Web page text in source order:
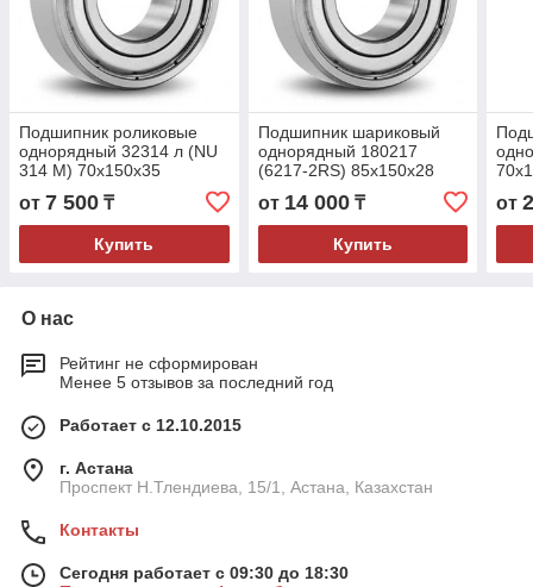
Подшипник роликовые
однорядный 32314 л (NU
314 М) 70x150x35
от 7 500 ₸
Купить
Подшипник шариковый
однорядный 180217
(6217-2RS) 85x150x28
от 14 000₸
Купить
от
О нас
Рейтинг не сформирован
Менее 5 отзывов за последний год
Работает с 12.10.2015
г. Астана
Проспект Н.Тлендиева, 15/1, Астана, Казахстан
Контакты
Сегодня работает с 09:30 до 18:30